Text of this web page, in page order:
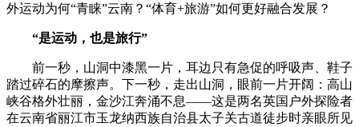
外运动为何“青睐”云南？“体育+旅游”如何更好融合发展？
“是运动，也是旅行”
前一秒，山洞中漆黑一片，耳边只有急促的呼吸声、鞋子
踏过碎石的摩擦声。下一秒，走出山洞，眼前一片开阔：高山
峡谷格外壮丽，金沙江奔涌不息——这是两名英国户外探险者
在云南省丽江市玉龙纳西族自治县太子关古道徒步时亲眼所见